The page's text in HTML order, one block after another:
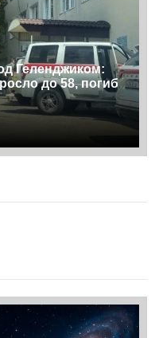
Геленджиком:
до 58, погиб